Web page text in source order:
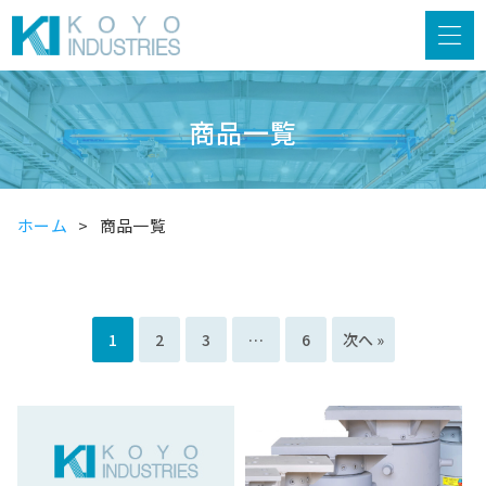
商品一覧
ホーム 商品一覧
1 2 3 … 6 次へ »